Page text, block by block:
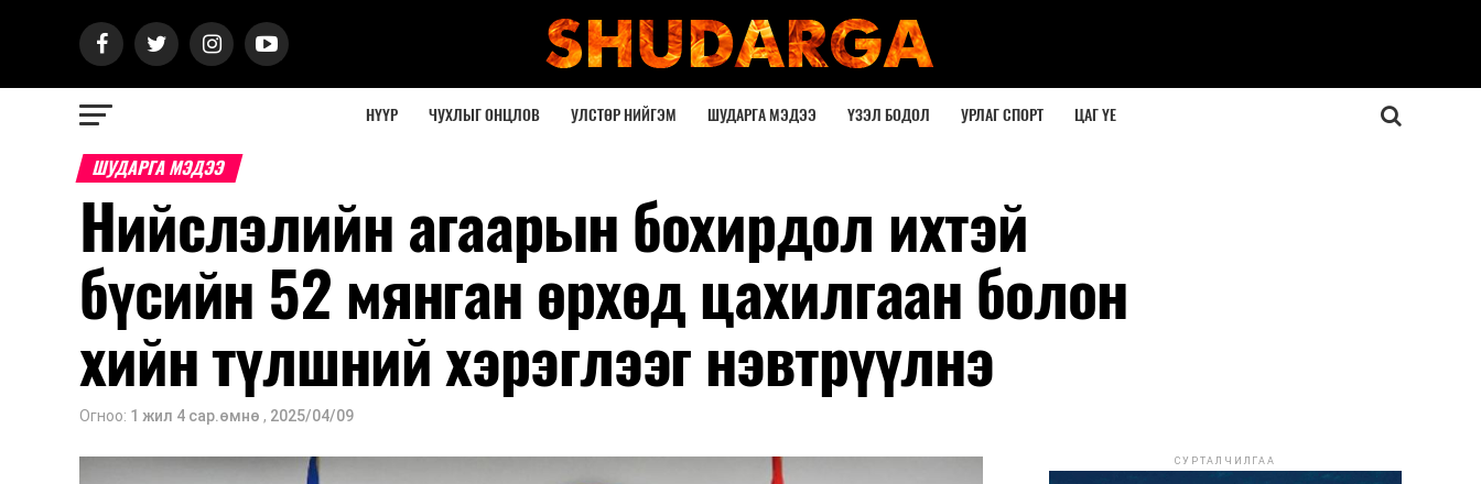
НҮҮР ЧУХЛЫГ ОНЦЛОВ УЛСТӨР НИЙГЭМ ШУДАРГА МЭДЭЭ ҮЗЭЛ БОДОЛ УРЛАГ СПОРТ ЦАГ ҮЕ
ШУДАРГА МЭДЭЭ
Нийслэлийн агаарын бохирдол ихтэй
бүсийн 52 мянган өрхөд цахилгаан болон
хийн түлшний хэрэглээг нэвтрүүлнэ
Огноо: 1 жил 4 сар.өмнө , 2025/04/09
СУРТАЛЧИЛГАА